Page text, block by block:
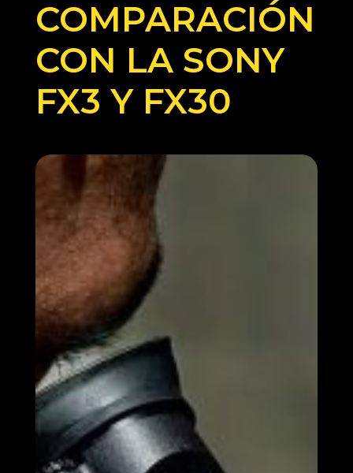
COMPARACIÓN
CON LA SONY
FX3 Y FX30